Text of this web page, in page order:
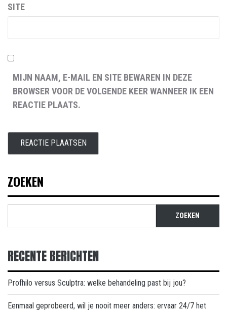
SITE
MIJN NAAM, E-MAIL EN SITE BEWAREN IN DEZE
BROWSER VOOR DE VOLGENDE KEER WANNEER IK EEN
REACTIE PLAATS.
ZOEKEN
ZOEKEN
RECENTE BERICHTEN
Profhilo versus Sculptra: welke behandeling past bij jou?
Eenmaal geprobeerd, wil je nooit meer anders: ervaar 24/7 het